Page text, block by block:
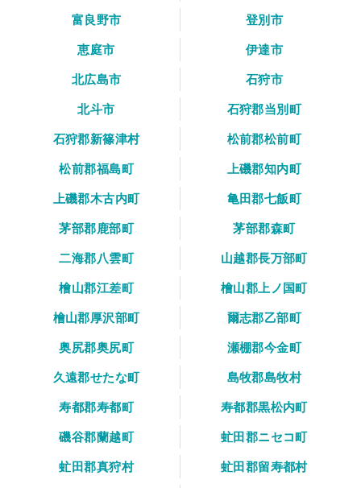
富良野市
登別市
恵庭市
伊達市
北広島市
石狩市
北斗市
石狩郡当別町
石狩郡新篠津村
松前郡松前町
松前郡福島町
上磯郡知内町
上磯郡木古内町
亀田郡七飯町
茅部郡鹿部町
茅部郡森町
二海郡八雲町
山越郡長万部町
檜山郡江差町
檜山郡上ノ国町
檜山郡厚沢部町
爾志郡乙部町
奥尻郡奥尻町
瀬棚郡今金町
久遠郡せたな町
島牧郡島牧村
寿都郡寿都町
寿都郡黒松内町
磯谷郡蘭越町
虻田郡ニセコ町
虻田郡真狩村
虻田郡留寿都村